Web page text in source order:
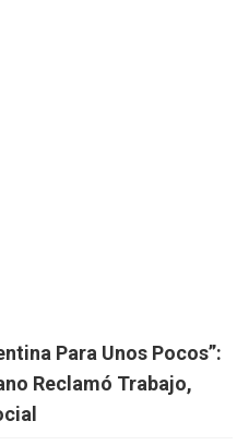
Para Unos Pocos”:
Reclamó Trabajo,